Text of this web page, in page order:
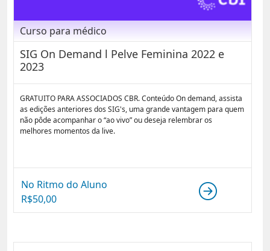
Curso para médico
SIG On Demand l Pelve Feminina 2022 e
2023
GRATUITO PARA ASSOCIADOS CBR. Conteúdo On demand, assista
as edições anteriores dos SIG's, uma grande vantagem para quem
não pôde acompanhar o “ao vivo” ou deseja relembrar os
melhores momentos da live.
No Ritmo do Aluno
R$50,00